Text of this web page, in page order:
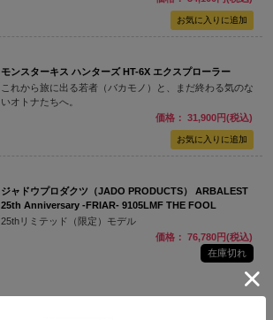
モンスターキス ハンターズ HT-6X エクスプローラー
これから旅に出る若者（バカモノ）と、まだ終わる気のな
いオトナたちへ。
価格： 31,900円(税込)
ジャドウプロダクツ（JADO PRODUCTS） ARBALEST
25th Anniversary -FRIAR- 9105LMF THE FOOL
25thリミテッド（限定）モデル
価格： 76,780円(税込)
在庫切れ